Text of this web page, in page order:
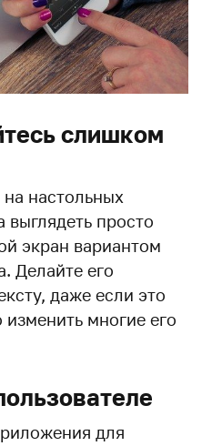
слишком
настольных
просто
экран вариантом
Делайте его
даже если это
многие его
для